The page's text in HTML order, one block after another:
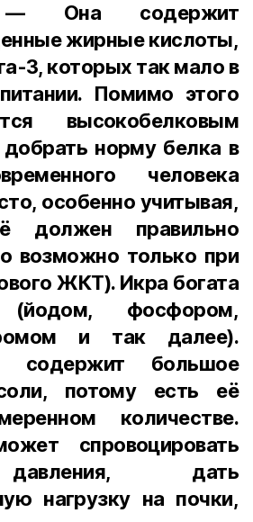
— Она содержит
жирные кислоты,
3, которых так мало в
Помимо этого
высокобелковым
норму белка в
человека
особенно учитывая,
правильно
возможно только при
ЖКТ). Икра богата
(йодом, фосфором,
и так далее).
содержит большое
потому есть её
количестве.
спровоцировать
дать
нагрузку на почки,